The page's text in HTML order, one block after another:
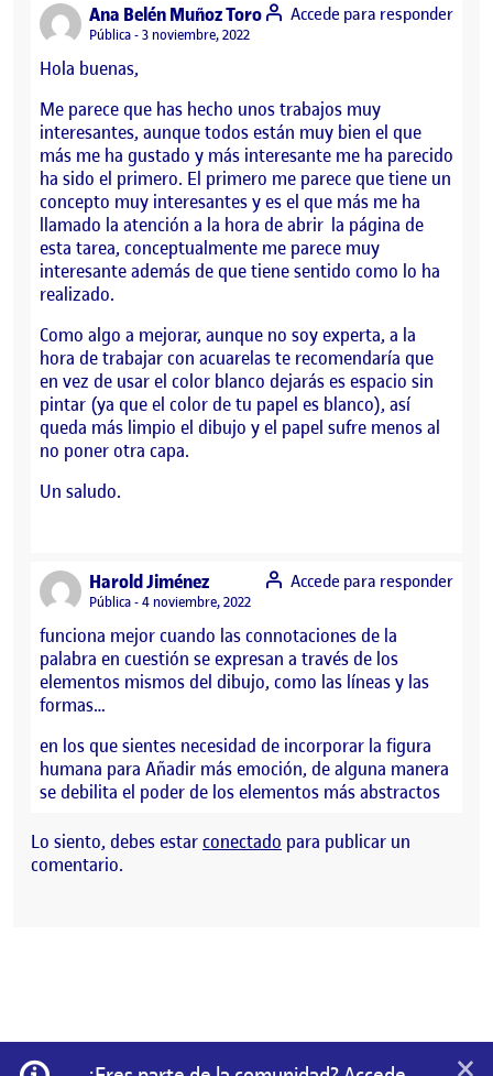
Ana Belén Muñoz Torosays:
Visibilidad:
Pública 3 noviembre, 2022
Hola buenas,
Me parece que has hecho unos trabajos muy
interesantes, aunque todos están muy bien el que
más me ha gustado y más interesante me ha parecido
ha sido el primero. El primero me parece que tiene un
concepto muy interesantes y es el que más me ha
llamado la atención a la hora de abrir la página de
esta tarea, conceptualmente me parece muy
interesante además de que tiene sentido como lo ha
realizado.
Como algo a mejorar, aunque no soy experta, a la
hora de trabajar con acuarelas te recomendaría que
en vez de usar el color blanco dejarás es espacio sin
pintar (ya que el color de tu papel es blanco), así
queda más limpio el dibujo y el papel sufre menos al
no poner otra capa.
Un saludo.
Accede para responder
Harold Jiménezsays:
Visibilidad:
Pública 4 noviembre, 2022
funciona mejor cuando las connotaciones de la
palabra en cuestión se expresan a través de los
elementos mismos del dibujo, como las líneas y las
formas…
en los que sientes necesidad de incorporar la figura
humana para Añadir más emoción, de alguna manera
se debilita el poder de los elementos más abstractos
Accede para responder
Lo siento, debes estarconectado para publicar un
comentario.
Información